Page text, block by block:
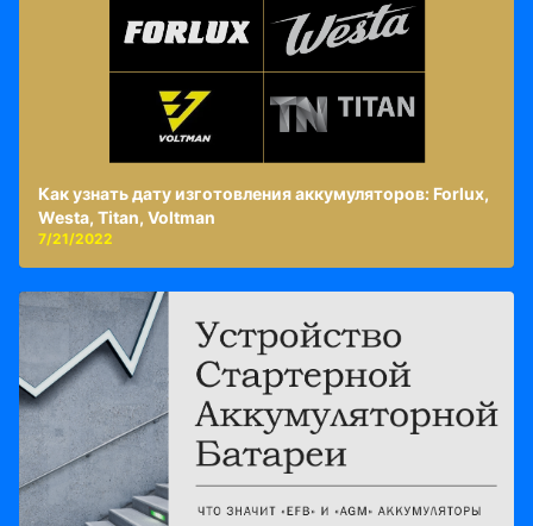
Как узнать дату изготовления аккумуляторов: Forlux,
Westa, Titan, Voltman
7/21/2022